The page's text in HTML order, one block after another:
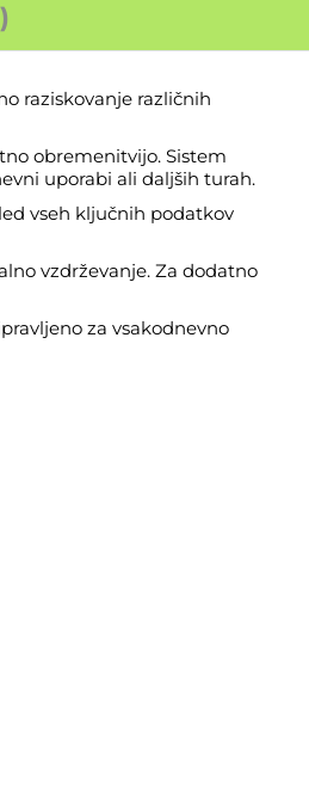
raziskovanje različnih
obremenitvijo. Sistem
uporabi ali daljših turah.
vseh ključnih podatkov
vzdrževanje. Za dodatno
za vsakodnevno